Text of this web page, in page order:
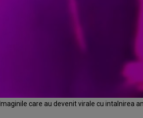
Imaginile care au devenit virale cu intalnirea